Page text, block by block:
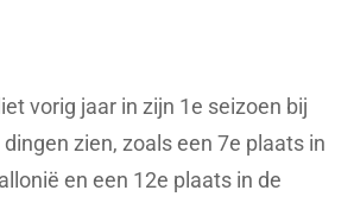
vorig jaar in zijn 1e seizoen bij
zien, zoals een 7e plaats in
en een 12e plaats in de